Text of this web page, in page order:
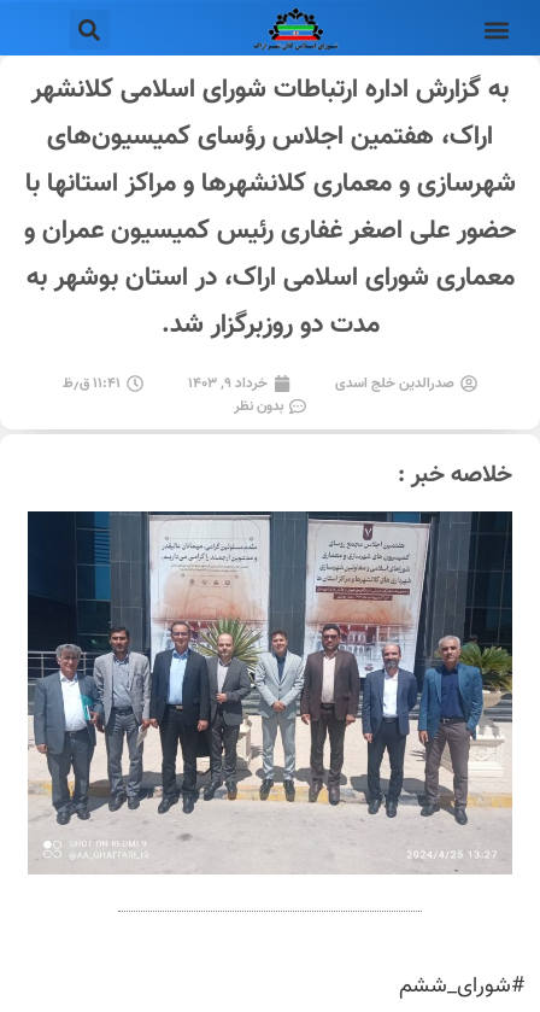
به گزارش اداره ارتباطات شورای اسلامی کلانشهر
اراک، هفتمین اجلاس رؤسای کمیسیون‌های
شهرسازی و معماری کلانشهرها و مراکز استانها با
حضور علی اصغر غفاری رئیس کمیسیون عمران و
معماری شورای اسلامی اراک، در استان بوشهر به
مدت دو روزبرگزار شد.
صدرالدین خلج اسدی خرداد ۹, ۱۴۰۳
۱۱:۴۱ ق٫ظ
بدون نظر
خلاصه خبر :
#شورای_ششم